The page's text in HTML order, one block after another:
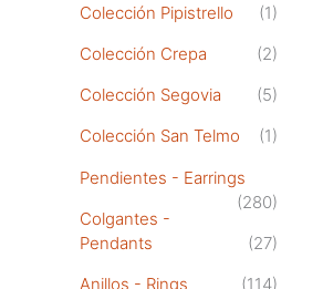
Colección Pipistrello
(1)
Colección Crepa
(2)
Colección Segovia
(5)
Colección San Telmo
(1)
Pendientes - Earrings
(280)
Colgantes -
Pendants
(27)
Anillos - Rings
(114)